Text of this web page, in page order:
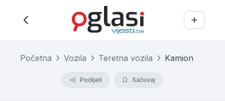
Početna Vozila Teretna vozila Kamion
Podijeli Sačuvaj